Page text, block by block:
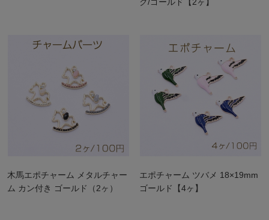
木馬エポチャーム メタルチャー
ム カン付き ゴールド（2ヶ）
エポチャーム ツバメ 18×19mm
ゴールド【4ヶ】